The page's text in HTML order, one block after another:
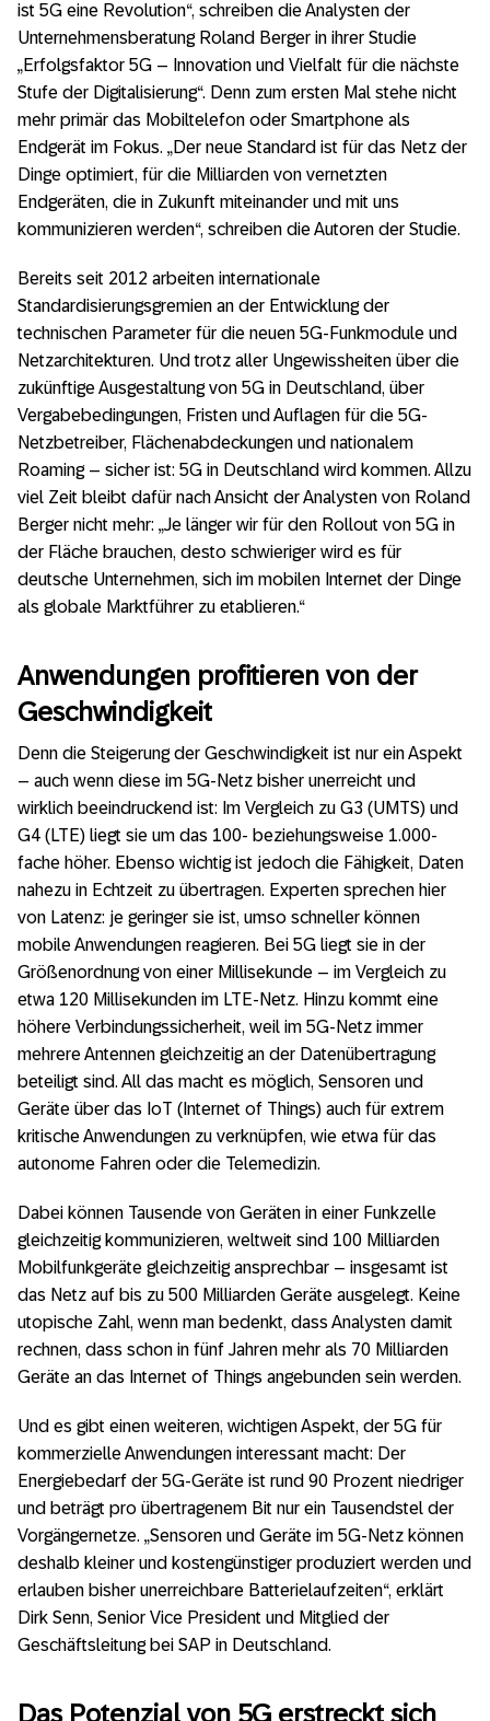
ist 5G eine Revolution“, schreiben die Analysten der
Unternehmensberatung Roland Berger in ihrer Studie
„Erfolgsfaktor 5G – Innovation und Vielfalt für die nächste
Stufe der Digitalisierung“. Denn zum ersten Mal stehe nicht
mehr primär das Mobiltelefon oder Smartphone als
Endgerät im Fokus. „Der neue Standard ist für das Netz der
Dinge optimiert, für die Milliarden von vernetzten
Endgeräten, die in Zukunft miteinander und mit uns
kommunizieren werden“, schreiben die Autoren der Studie.
Bereits seit 2012 arbeiten internationale
Standardisierungsgremien an der Entwicklung der
technischen Parameter für die neuen 5G-Funkmodule und
Netzarchitekturen. Und trotz aller Ungewissheiten über die
zukünftige Ausgestaltung von 5G in Deutschland, über
Vergabebedingungen, Fristen und Auflagen für die 5G-
Netzbetreiber, Flächenabdeckungen und nationalem
Roaming – sicher ist: 5G in Deutschland wird kommen. Allzu
viel Zeit bleibt dafür nach Ansicht der Analysten von Roland
Berger nicht mehr: „Je länger wir für den Rollout von 5G in
der Fläche brauchen, desto schwieriger wird es für
deutsche Unternehmen, sich im mobilen Internet der Dinge
als globale Marktführer zu etablieren.“
Anwendungen profitieren von der
Geschwindigkeit
Denn die Steigerung der Geschwindigkeit ist nur ein Aspekt
– auch wenn diese im 5G-Netz bisher unerreicht und
wirklich beeindruckend ist: Im Vergleich zu G3 (UMTS) und
G4 (LTE) liegt sie um das 100- beziehungsweise 1.000-
fache höher. Ebenso wichtig ist jedoch die Fähigkeit, Daten
nahezu in Echtzeit zu übertragen. Experten sprechen hier
von Latenz: je geringer sie ist, umso schneller können
mobile Anwendungen reagieren. Bei 5G liegt sie in der
Größenordnung von einer Millisekunde – im Vergleich zu
etwa 120 Millisekunden im LTE-Netz. Hinzu kommt eine
höhere Verbindungssicherheit, weil im 5G-Netz immer
mehrere Antennen gleichzeitig an der Datenübertragung
beteiligt sind. All das macht es möglich, Sensoren und
Geräte über das IoT (Internet of Things) auch für extrem
kritische Anwendungen zu verknüpfen, wie etwa für das
autonome Fahren oder die Telemedizin.
Dabei können Tausende von Geräten in einer Funkzelle
gleichzeitig kommunizieren, weltweit sind 100 Milliarden
Mobilfunkgeräte gleichzeitig ansprechbar – insgesamt ist
das Netz auf bis zu 500 Milliarden Geräte ausgelegt. Keine
utopische Zahl, wenn man bedenkt, dass Analysten damit
rechnen, dass schon in fünf Jahren mehr als 70 Milliarden
Geräte an das Internet of Things angebunden sein werden.
Und es gibt einen weiteren, wichtigen Aspekt, der 5G für
kommerzielle Anwendungen interessant macht: Der
Energiebedarf der 5G-Geräte ist rund 90 Prozent niedriger
und beträgt pro übertragenem Bit nur ein Tausendstel der
Vorgängernetze. „Sensoren und Geräte im 5G-Netz können
deshalb kleiner und kostengünstiger produziert werden und
erlauben bisher unerreichbare Batterielaufzeiten“, erklärt
Dirk Senn, Senior Vice President und Mitglied der
Geschäftsleitung bei SAP in Deutschland.
Das Potenzial von 5G erstreckt sich